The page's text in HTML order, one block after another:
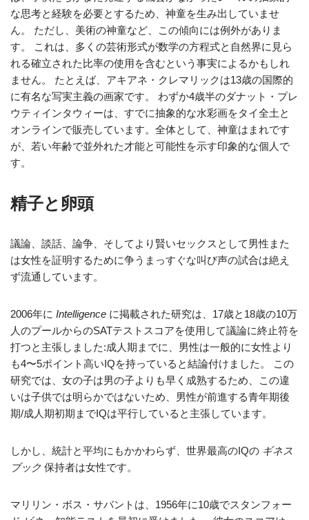
な思考と経験を必要とするため、神童を生み出していませ
ん。 ただし、美術の神童など、この傾向には例外がありま
す。 これは、多くの芸術形式が数学の方程式と自然界に見ら
れる確立された比率の使用を含むという事実によるかもしれ
ません。 たとえば、アキアネ・クレマリックは13歳の国際的
に有名な写実主義の画家です。 わずか4歳半のダナット・プレ
ウティインタウィーは、すでに抽象的な水彩画をタイ全土と
オンラインで販売しています。全体として、神童はまれです
が、若い年齢で並外れた才能と可能性を示す印象的な個人で
す。
精子と卵頭
議論、談話、論争、そしてより賢いセックスとして男性また
は女性を証明するために争うまっすぐな叫び声の試合は絶え
ず流通しています。
2006年に Intelligence に掲載された研究は、17歳と18歳の10万
人のプールからのSATテストスコアを使用して議論に終止符を
打つと主張しました:成人期までに、男性は一般的に女性より
も4〜5ポイント高いIQを持っていると結論付けました。 この
研究では、女の子は男の子よりも早く成熟するため、この違
いは子供では明らかではないため、男性が前進する青年期後
期/成人期初期までIQは平行していると主張しています。
しかし、統計と平均にもかかわらず、世界最高のIQの ギネス
ブック 保持者は女性です。
マリリン・ボス・サバントは、1956年に10歳でスタンフォー